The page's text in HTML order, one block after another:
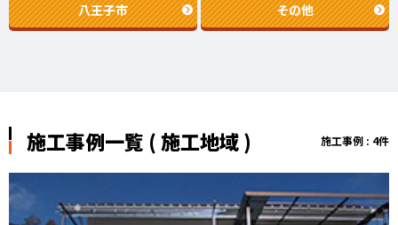
八王子市 その他
施工事例一覧 ( 施工地域 ) 施工事例 : 4件